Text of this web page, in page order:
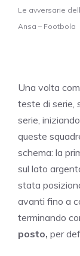
Le avversarie
Ansa – Footbola
Una volta
teste di serie,
serie,
queste
schema: la
sul lato
stata
avanti fino a
terminando
posto, per